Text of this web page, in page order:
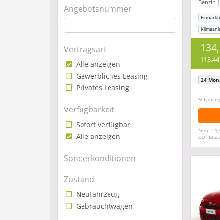
Angebotsnummer
Vertragsart
Alle anzeigen
Gewerbliches Leasing
Privates Leasing
Verfügbarkeit
Sofort verfügbar
Alle anzeigen
Sonderkonditionen
Zustand
Neufahrzeug
Gebrauchtwagen
Benzin
24
Neu |
CO2-